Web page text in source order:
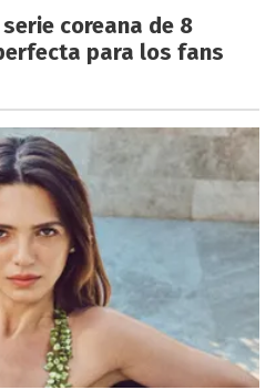
coreana de 8
para los fans